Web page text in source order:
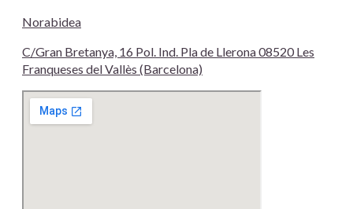
Norabidea
C/Gran Bretanya, 16 Pol. Ind. Pla de Llerona 08520 Les
Franqueses del Vallès (Barcelona)